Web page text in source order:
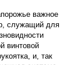
важное
служащий для
винтовой
и, так